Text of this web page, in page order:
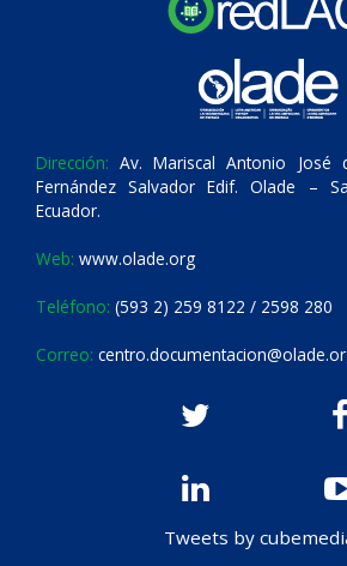
Dirección: Av. Mariscal Antonio José
Fernández Salvador Edif. Olade –
Ecuador.
Web: www.olade.org
Teléfono: (593 2) 259 8122 / 2598 280
Correo:
Tweets by